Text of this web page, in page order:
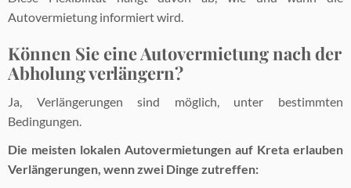
Autovermietung informiert wird.
Können Sie eine Autovermietung nach der
Abholung verlängern?
Ja, Verlängerungen sind möglich, unter bestimmten
Bedingungen.
Die meisten lokalen Autovermietungen auf Kreta erlauben
Verlängerungen, wenn zwei Dinge zutreffen: